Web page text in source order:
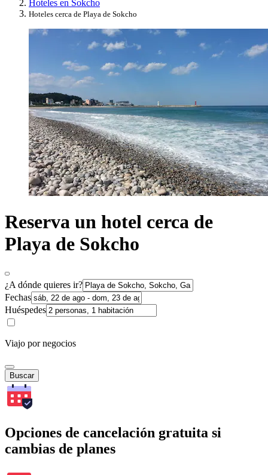
Hoteles en Sokcho
Hoteles cerca de Playa de Sokcho
Reserva un hotel cerca de
Playa de Sokcho
¿A dónde quieres ir?
Fechas
Huéspedes
Viajo por negocios
Buscar
Opciones de cancelación gratuita si
cambias de planes